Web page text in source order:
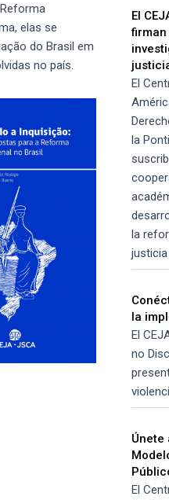
elas se
do Brasil em
no país.
El
El
la
la
justicia
la
El
no
Únete
El